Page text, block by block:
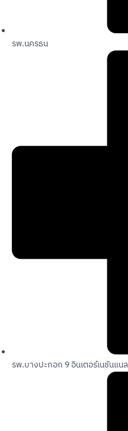
รพ.นครธน
รพ.บางปะกอก 9 อินเตอร์เนชันแนล